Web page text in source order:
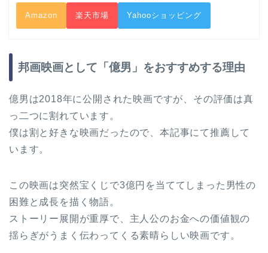
Amazon 楽天市場 Yahooショッピング
邦画映画として「億男」をおすすめする理由
億男は2018年に公開された映画ですが、その評価は真
っ二つに割れています。
僕は割と好きな映画だったので、本記事にて推薦して
います。
この映画は突然宝くじで3億円を当ててしまった男性の
困難と成長を描く物語。
ストーリー展開が重厚で、主人公のお金への価値観の
揺らぎがうまく伝わってくる素晴らしい映画です。